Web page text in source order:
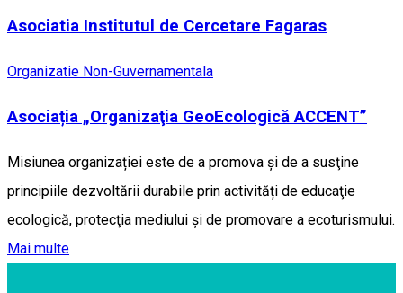
Asociatia Institutul de Cercetare Fagaras
Organizatie Non-Guvernamentala
Asociația „Organizaţia GeoEcologică ACCENT”
Misiunea organizației este de a promova și de a susţine
principiile dezvoltării durabile prin activități de educaţie
ecologică, protecţia mediului şi de promovare a ecoturismului.
Mai multe